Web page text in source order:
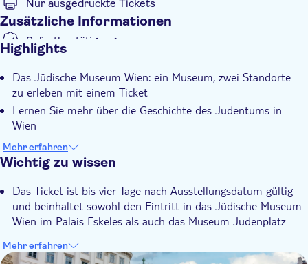
Mittelalter. Darüber hinaus sind in den unterirdischen
Museumsräumlichkeiten das Fundament der mittelalterlichen
Synagoge sowie ausgewählte Grabungsfunde zu sehen.
Nur ausgedruckte Tickets
Zusätzliche Informationen
Sofortbestätigung
Highlights
Das Jüdische Museum Wien: ein Museum, zwei Standorte –
zu erleben mit einem Ticket
Lernen Sie mehr über die Geschichte des Judentums in
Wien
Erleben Sie spannende Wechselausstellungen zu
verschiedenen Themen
Fotografie oder Kunst
Mehr erfahren
Wichtig zu wissen
Das Ticket ist bis vier Tage nach Ausstellungsdatum gültig
und beinhaltet sowohl den Eintritt in das Jüdische Museum
Wien im Palais Eskeles als auch das Museum Judenplatz
Mehr erfahren
DSA1Jewish Museum Vienna